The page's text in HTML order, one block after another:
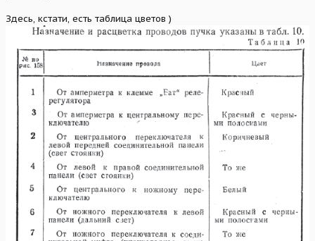
Здесь, кстати, есть таблица цветов )